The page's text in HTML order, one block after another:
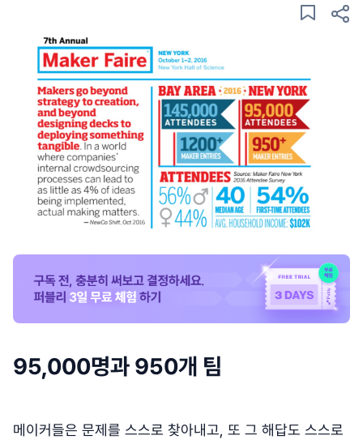
95,000명과 950개 팀
메이커들은 문제를 스스로 찾아내고, 또 그 해답도 스스로